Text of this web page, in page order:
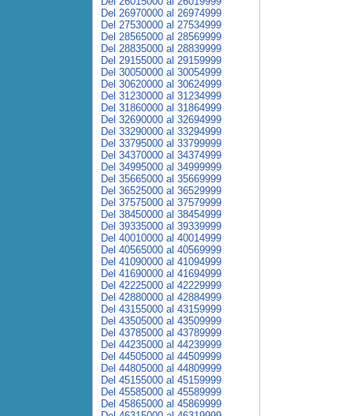
Del 26970000 al 26974999
Del 27530000 al 27534999
Del 28565000 al 28569999
Del 28835000 al 28839999
Del 29155000 al 29159999
Del 30050000 al 30054999
Del 30620000 al 30624999
Del 31230000 al 31234999
Del 31860000 al 31864999
Del 32690000 al 32694999
Del 33290000 al 33294999
Del 33795000 al 33799999
Del 34370000 al 34374999
Del 34995000 al 34999999
Del 35665000 al 35669999
Del 36525000 al 36529999
Del 37575000 al 37579999
Del 38450000 al 38454999
Del 39335000 al 39339999
Del 40010000 al 40014999
Del 40565000 al 40569999
Del 41090000 al 41094999
Del 41690000 al 41694999
Del 42225000 al 42229999
Del 42880000 al 42884999
Del 43155000 al 43159999
Del 43505000 al 43509999
Del 43785000 al 43789999
Del 44235000 al 44239999
Del 44505000 al 44509999
Del 44805000 al 44809999
Del 45155000 al 45159999
Del 45585000 al 45589999
Del 45865000 al 45869999